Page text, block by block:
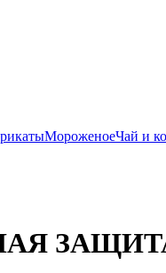
МороженоеЧай и